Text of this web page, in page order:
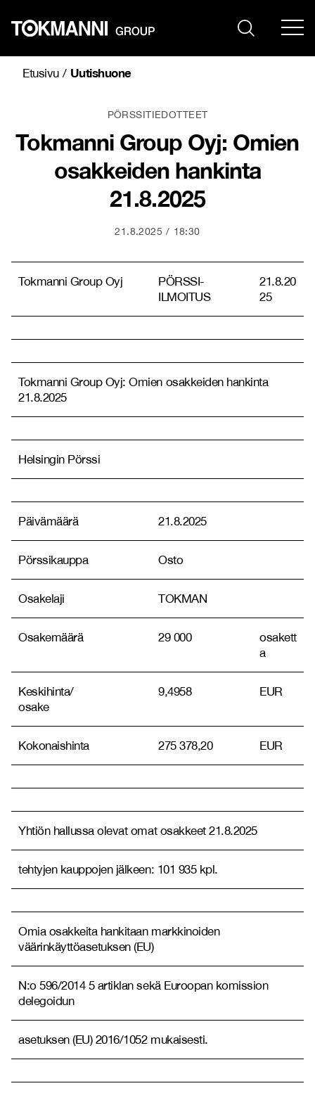
sisältöön
Etusivu/ Uutishuone
PÖRSSITIEDOTTEET
Tokmanni Group Oyj: Omien
osakkeiden hankinta
21.8.2025
21.8.2025 18:30
Tokmanni Group Oyj
PÖRSSI-
ILMOITUS
21.8.20
25
Tokmanni Group Oyj: Omien osakkeiden hankinta
21.8.2025
Helsingin Pörssi
Päivämäärä 21.8.2025
Pörssikauppa Osto
Osakelaji TOKMAN
Osakemäärä 29 000
osakett
a
Keskihinta/
osake
9,4958 EUR
Kokonaishinta 275 378,20 EUR
Yhtiön hallussa olevat omat osakkeet 21.8.2025
tehtyjen kauppojen jälkeen: 101 935 kpl.
Omia osakkeita hankitaan markkinoiden
väärinkäyttöasetuksen (EU)
N:o 596/2014 5 artiklan sekä Euroopan komission
delegoidun
asetuksen (EU) 2016/1052 mukaisesti.